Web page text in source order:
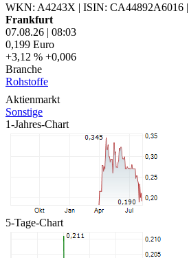
WKN: A4243X | ISIN: CA44892A6016 |
Frankfurt
07.08.26 | 08:03
0,199 Euro
+3,12 % +0,006
Branche
Rohstoffe
Aktienmarkt
Sonstige
1-Jahres-Chart
5-Tage-Chart